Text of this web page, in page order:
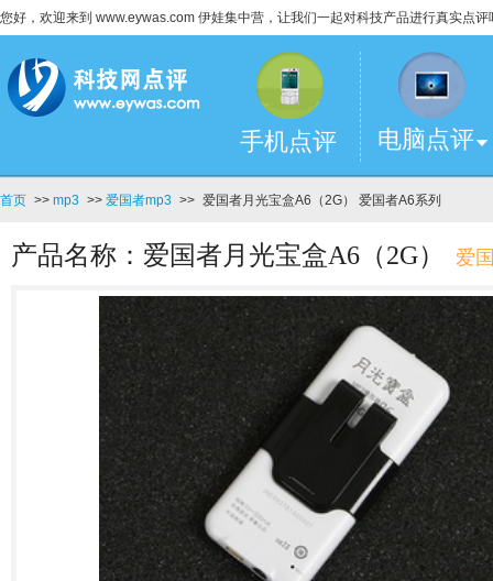
您好，欢迎来到 www.eywas.com 伊娃集中营，让我们一起对科技产品进行真实点评
手机点评 电脑点评
首页 >> mp3 >> 爱国者mp3 >> 爱国者月光宝盒A6（2G） 爱国者A6系列
产品名称：爱国者月光宝盒A6（2G） 爱